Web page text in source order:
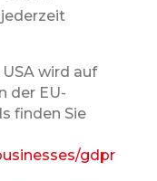
wird auf
der EU-
finden Sie
gdpr